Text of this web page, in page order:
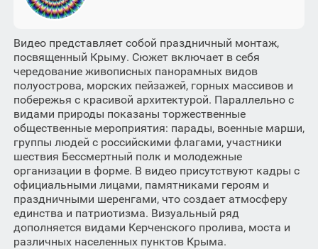
Видео представляет собой праздничный монтаж,
посвященный Крыму. Сюжет включает в себя
чередование живописных панорамных видов
полуострова, морских пейзажей, горных массивов и
побережья с красивой архитектурой. Параллельно с
видами природы показаны торжественные
общественные мероприятия: парады, военные марши,
группы людей с российскими флагами, участники
шествия Бессмертный полк и молодежные
организации в форме. В видео присутствуют кадры с
официальными лицами, памятниками героям и
праздничными шеренгами, что создает атмосферу
единства и патриотизма. Визуальный ряд
дополняется видами Керченского пролива, моста и
различных населенных пунктов Крыма.